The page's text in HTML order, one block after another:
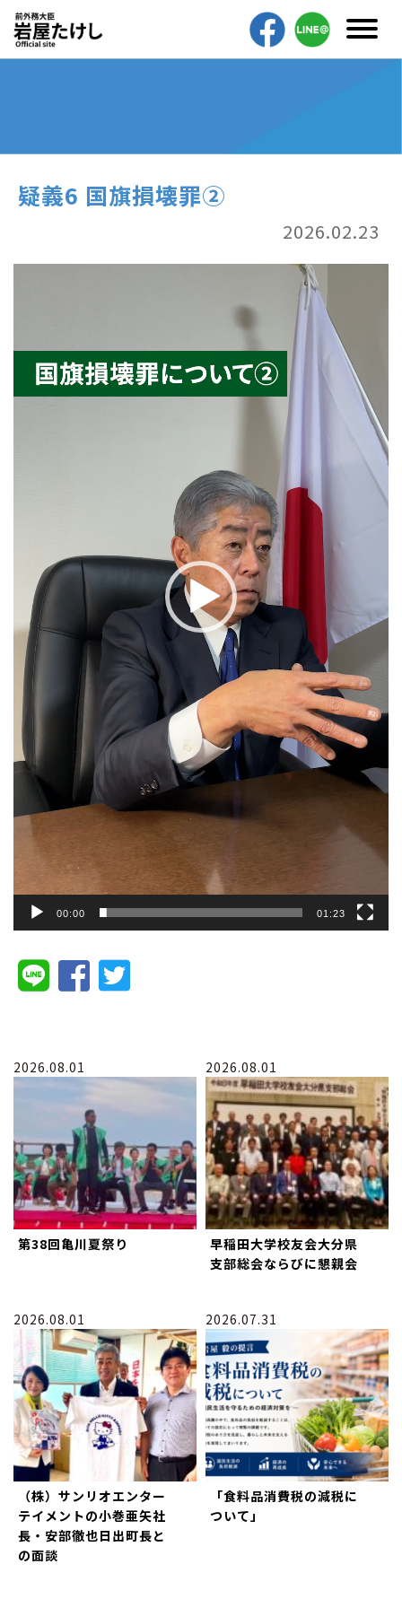
疑義6 国旗損壊罪②
2026.02.23
ー
00:00 01:23
2026.08.01
第38回亀川夏祭り
2026.08.01
早稲田大学校友会大分県
支部総会ならびに懇親会
2026.08.01
（株）サンリオエンター
テイメントの小巻亜矢社
長・安部徹也日出町長と
の面談
2026.07.31
「食料品消費税の減税に
ついて」